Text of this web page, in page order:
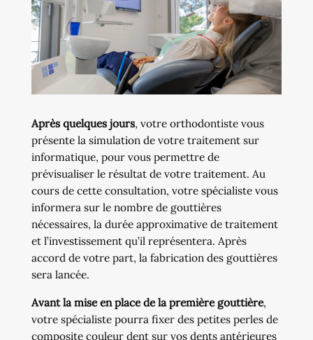
Après quelques jours, votre orthodontiste vous
présente la simulation de votre traitement sur
informatique, pour vous permettre de
prévisualiser le résultat de votre traitement. Au
cours de cette consultation, votre spécialiste vous
informera sur le nombre de gouttières
nécessaires, la durée approximative de traitement
et l’investissement qu’il représentera. Après
accord de votre part, la fabrication des gouttières
sera lancée.
Avant la mise en place de la première gouttière,
votre spécialiste pourra fixer des petites perles de
composite couleur dent sur vos dents antérieures